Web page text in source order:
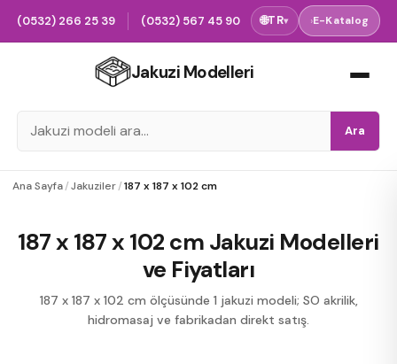
(0532) 266 25 39 (0532) 567 45 90 🌐TR▾ ›E-Katalog
Jakuzi Modelleri
Ara
Ana Sayfa/Jakuziler/187 x 187 x 102 cm
187 x 187 x 102 cm Jakuzi Modelleri
ve Fiyatları
187 x 187 x 102 cm ölçüsünde 1 jakuzi modeli; SO akrilik,
hidromasaj ve fabrikadan direkt satış.